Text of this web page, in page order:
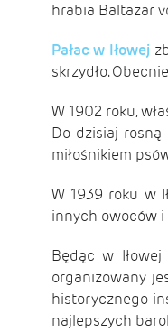
hrabia Baltazar
Pałac w Iłowej
skrzydło.
W 1902 roku,
Do dzisiaj rosną
miłośnikiem
W 1939 roku w
innych owoców i
Będąc w
organizowany
historycznego
najlepszych